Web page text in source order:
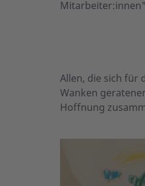
Allen, die sich für
Wanken
Hoffnung